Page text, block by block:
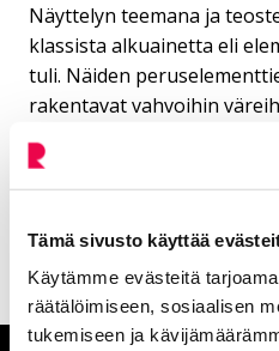
Tämä sivusto käyttää
Käytämme evästeitä
räätälöimiseen, sosiaalisen
tukemiseen ja
Näyttelyn teemana ja
klassista alkuainetta eli
tuli. Näiden
rakentavat vahvoihin
erilaisiin toteutustapoihin
näyttelykokonaisuuden.